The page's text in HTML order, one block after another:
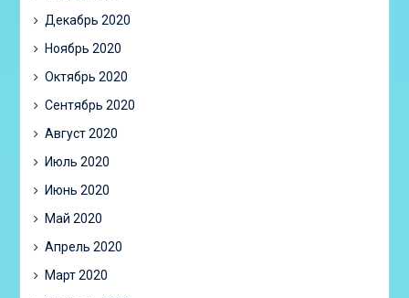
Декабрь 2020
Ноябрь 2020
Октябрь 2020
Сентябрь 2020
Август 2020
Июль 2020
Июнь 2020
Май 2020
Апрель 2020
Март 2020